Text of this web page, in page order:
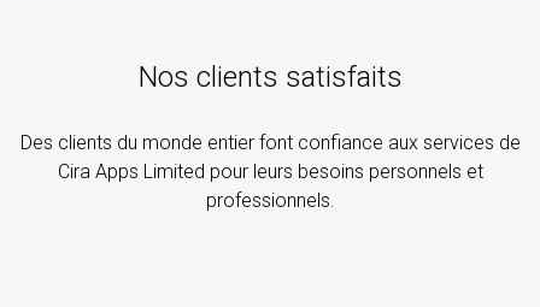
Nos clients satisfaits
Des clients du monde entier font confiance aux services de
Cira Apps Limited pour leurs besoins personnels et
professionnels.